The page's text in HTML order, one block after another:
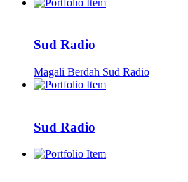
Sud Radio
Magali Berdah Sud Radio
Sud Radio